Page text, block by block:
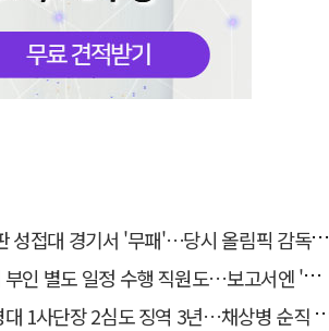
접대 경기서 '무패'…당시 올림픽 감독은 홍명보
별도 일정 수행 직원도…보고서엔 '공식일정 참석'
1사단장 2심도 징역 3년…채상병 순직 책임 유죄